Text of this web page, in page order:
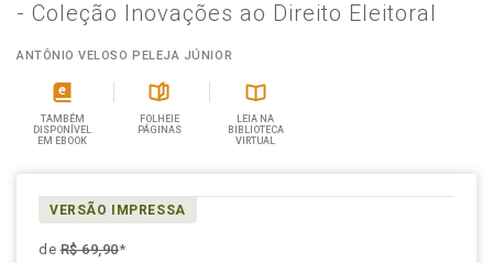
- Coleção Inovações ao Direito Eleitoral
ANTÔNIO VELOSO PELEJA JÚNIOR
TAMBÉM
DISPONÍVEL
EM EBOOK
FOLHEIE
PÁGINAS
LEIA NA
BIBLIOTECA
VIRTUAL
VERSÃO IMPRESSA
deR$ 69,90*